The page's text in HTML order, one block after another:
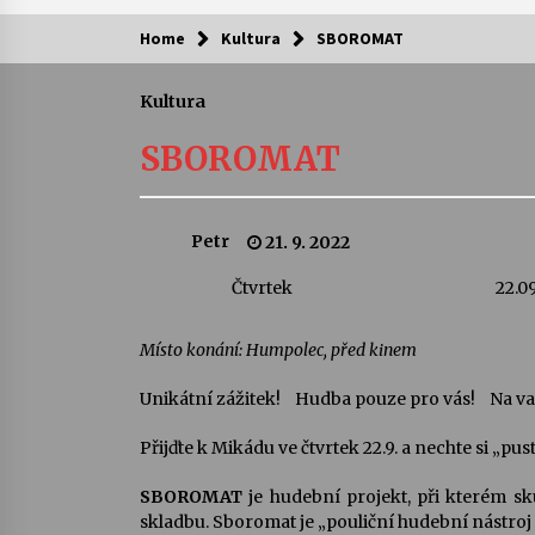
Kam za kulturou?
Camerata a Sukuba Ensemble
4. 8. 2026
Pozvánka na integrační festival
Quijotova šedesátka: 28. 7.–1. 8.
Letní koncerty ve Stromovce: Rufus
Miller
22. 7. 2026
Za kulturou kousek za Humpolec. V
13. 7. 2026
Home Kultura SBOROMAT
Kultura
SBOROMAT
Petr 21. 9. 2022
Čtvrtek
Místo konání: Humpolec, před kinem
Unikátní zážitek! Hudba pouze pro vás! Na
Přijďte k Mikádu ve čtvrtek 22.9. a nechte si
SBOROMATje hudební projekt, při kterém
skladbu. Sboromat je „pouliční hudební